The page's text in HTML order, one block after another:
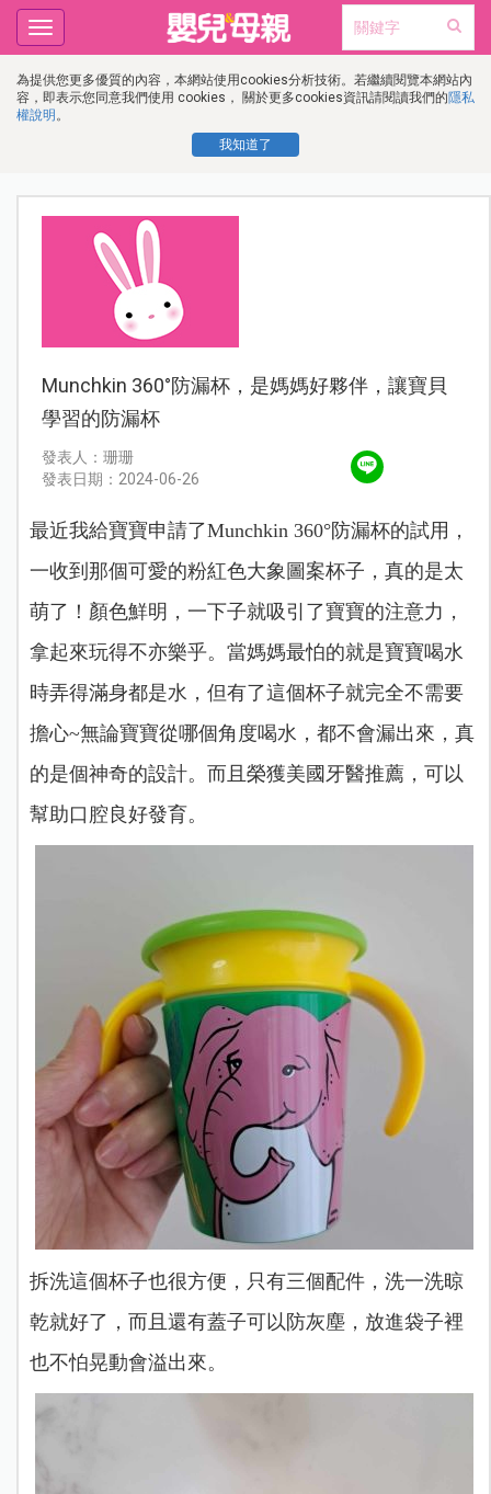
為提供您更多優質的內容，本網站使用cookies分析技術。若繼續閱覽本網站內
容，即表示您同意我們使用 cookies， 關於更多cookies資訊請閱讀我們的隱私
權說明 。
我知道了
Toggle
navigation
Munchkin 360°防漏杯，是媽媽好夥伴，讓寶貝
學習的防漏杯
發表人：珊珊
發表日期：2024-06-26
最近我給寶寶申請了Munchkin 360°防漏杯的試用，
一收到那個可愛的粉紅色大象圖案杯子，真的是太
萌了！顏色鮮明，一下子就吸引了寶寶的注意力，
拿起來玩得不亦樂乎。 當媽媽最怕的就是寶寶喝水
時弄得滿身都是水，但有了這個杯子就完全不需要
擔心~無論寶寶從哪個角度喝水，都不會漏出來，真
的是個神奇的設計。而且榮獲美國牙醫推薦，可以
幫助口腔良好發育。
拆洗這個杯子也很方便，只有三個配件，洗一洗晾
乾就好了，而且還有蓋子可以防灰塵，放進袋子裡
也不怕晃動會溢出來。